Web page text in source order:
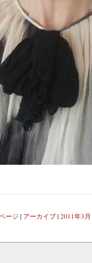
ージ | アーカイブ| 2011年3